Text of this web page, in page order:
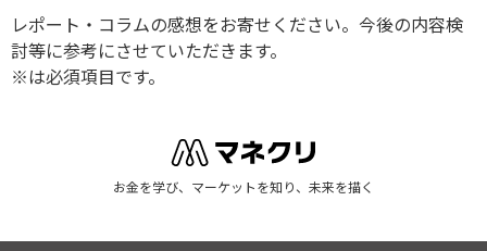
レポート・コラムの感想をお寄せください。今後の内容検
討等に参考にさせていただきます。
※は必須項目です。
お金を学び、マーケットを知り、未来を描く